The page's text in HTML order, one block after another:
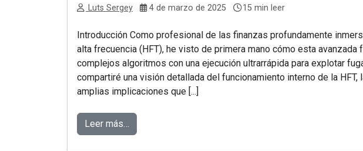
Luts Sergey 4 de marzo de 2025 15 min leer
Introducción Como profesional de las finanzas profundamente
alta frecuencia (HFT), he visto de primera mano cómo esta avanzada
complejos algoritmos con una ejecución ultrarrápida para explotar
compartiré una visión detallada del funcionamiento interno de la
amplias implicaciones que [...]
Leer más…